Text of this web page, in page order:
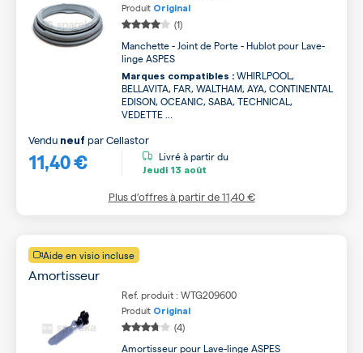
Produit Original
(1)
Manchette - Joint de Porte - Hublot pour Lave-
linge ASPES
Marques compatibles : WHIRLPOOL,
BELLAVITA, FAR, WALTHAM, AYA, CONTINENTAL
EDISON, OCEANIC, SABA, TECHNICAL,
VEDETTE ...
11,40 €
Vendu neuf parCellastor
Livré à partir du
Jeudi 13 août
Plus d’offres à partir de11,40 €
Aide en visio incluse
Amortisseur
Ref. produit : WTG209600
Produit Original
(4)
Amortisseur pour Lave-linge ASPES